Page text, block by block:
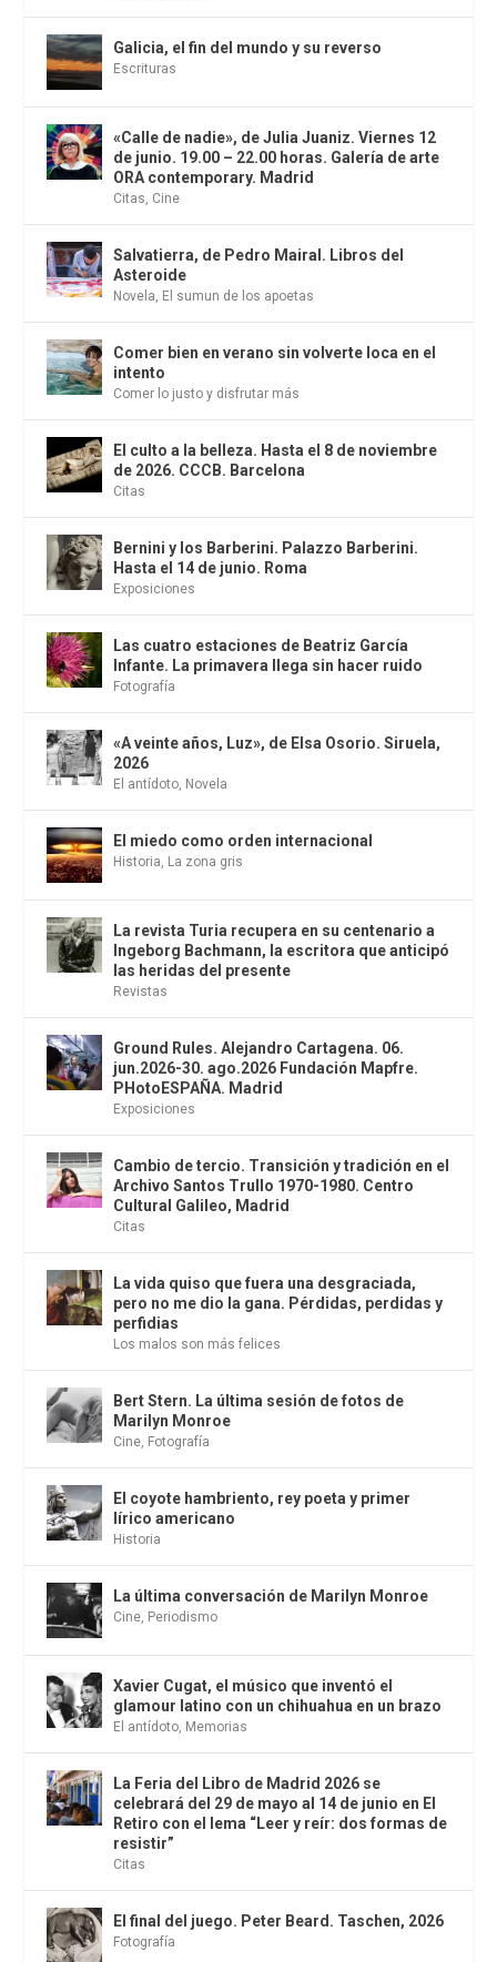
Galicia, el fin del mundo y su reverso
Escrituras
«Calle de nadie», de Julia Juaniz. Viernes 12
de junio. 19.00 – 22.00 horas. Galería de arte
ORA contemporary. Madrid
Citas Cine
Salvatierra, de Pedro Mairal. Libros del
Asteroide
Novela El sumun de los apoetas
Comer bien en verano sin volverte loca en el
intento
Comer lo justo y disfrutar más
El culto a la belleza. Hasta el 8 de noviembre
de 2026. CCCB. Barcelona
Citas
Bernini y los Barberini. Palazzo Barberini.
Hasta el 14 de junio. Roma
Exposiciones
Las cuatro estaciones de Beatriz García
Infante. La primavera llega sin hacer ruido
Fotografía
«A veinte años, Luz», de Elsa Osorio. Siruela,
2026
El antídoto Novela
El miedo como orden internacional
Historia La zona gris
La revista Turia recupera en su centenario a
Ingeborg Bachmann, la escritora que anticipó
las heridas del presente
Revistas
Ground Rules. Alejandro Cartagena. 06.
jun.2026-30. ago.2026 Fundación Mapfre.
PHotoESPAÑA. Madrid
Exposiciones
Cambio de tercio. Transición y tradición en el
Archivo Santos Trullo 1970-1980. Centro
Cultural Galileo, Madrid
Citas
La vida quiso que fuera una desgraciada,
pero no me dio la gana. Pérdidas, perdidas y
perfidias
Los malos son más felices
Bert Stern. La última sesión de fotos de
Marilyn Monroe
Cine Fotografía
El coyote hambriento, rey poeta y primer
lírico americano
Historia
La última conversación de Marilyn Monroe
Cine Periodismo
Xavier Cugat, el músico que inventó el
glamour latino con un chihuahua en un brazo
El antídoto Memorias
La Feria del Libro de Madrid 2026 se
celebrará del 29 de mayo al 14 de junio en El
Retiro con el lema “Leer y reír: dos formas de
resistir”
Citas
El final del juego. Peter Beard. Taschen, 2026
Fotografía